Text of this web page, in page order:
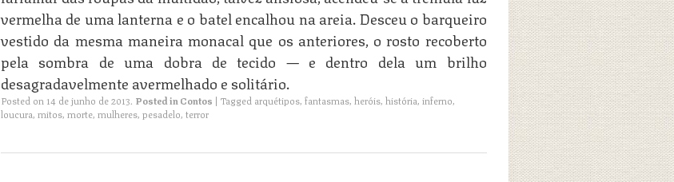
vermelha de uma lanterna e o batel encalhou na areia. Desceu o barqueiro
vestido da mesma maneira monacal que os anteriores, o rosto recoberto
pela sombra de uma dobra de tecido — e dentro dela um brilho
desagradavelmente avermelhado e solitário.
Posted on 14 de junho de 2013. Posted inContos | Tagged arquétipos, fantasmas, heróis, história, inferno,
loucura, mitos, morte, mulheres, pesadelo, terror